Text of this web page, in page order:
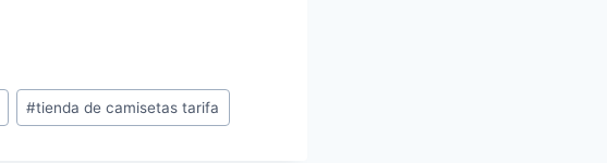
#tienda de camisetas tarifa